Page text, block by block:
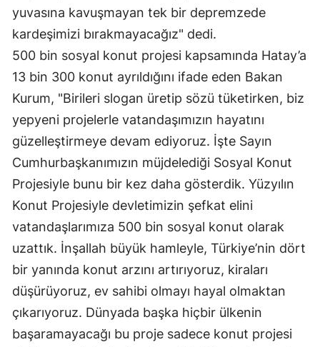
yuvasına kavuşmayan tek bir depremzede
kardeşimizi bırakmayacağız" dedi.
500 bin sosyal konut projesi kapsamında Hatay’a
13 bin 300 konut ayrıldığını ifade eden Bakan
Kurum, "Birileri slogan üretip sözü tüketirken, biz
yepyeni projelerle vatandaşımızın hayatını
güzelleştirmeye devam ediyoruz. İşte Sayın
Cumhurbaşkanımızın müjdelediği Sosyal Konut
Projesiyle bunu bir kez daha gösterdik. Yüzyılın
Konut Projesiyle devletimizin şefkat elini
vatandaşlarımıza 500 bin sosyal konut olarak
uzattık. İnşallah büyük hamleyle, Türkiye’nin dört
bir yanında konut arzını artırıyoruz, kiraları
düşürüyoruz, ev sahibi olmayı hayal olmaktan
çıkarıyoruz. Dünyada başka hiçbir ülkenin
başaramayacağı bu proje sadece konut projesi